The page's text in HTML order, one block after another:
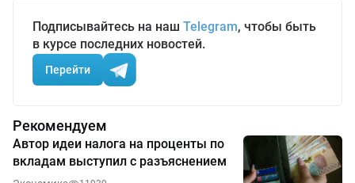
Подписывайтесь на наш Telegram, чтобы быть
в курсе последних новостей.
Перейти
Рекомендуем
Автор идеи налога на проценты по
вкладам выступил с разъяснением